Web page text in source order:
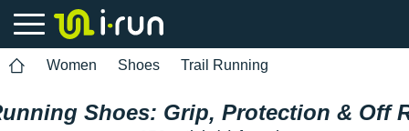
Women Shoes Trail Running
Shoes: Grip, Protection & Off